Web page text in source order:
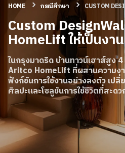
ผลิตภัณฑ์
เกี่ยวกับ ARITCO
สําหรับมืออาชีพ
สั่งซื้อ Digital HomeKit
ติดต่อเรา
HOME กรณีศึกษา CUSTOM
Custom
HomeLift ให้เป็นงา
ในกรุงมาดริด บ้านทาวน์เฮาส์สูง
Aritco HomeLift ที่ผสานความง
ฟังก์ชันการใช้งานอย่างลงตัว เป
ศิลปะและโซลูชันการใช้ชีวิตที่สะด